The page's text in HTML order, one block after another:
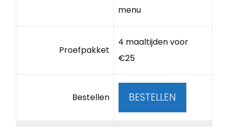
menu
Proefpakket
4 maaltijden voor
€25
Bestellen BESTELLEN